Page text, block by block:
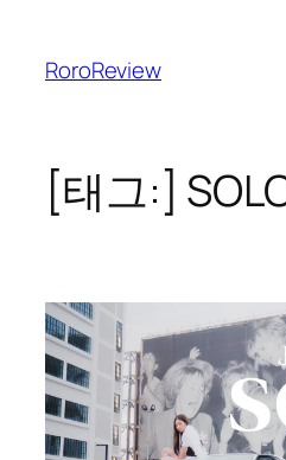
RoroReview
[태그:]